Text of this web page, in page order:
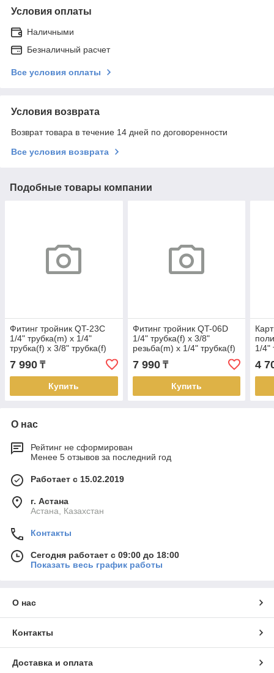
Условия оплаты
Наличными
Безналичный расчет
Все условия оплаты
Условия возврата
Возврат товара в течение 14 дней по договоренности
Все условия возврата
Подобные товары компании
Фитинг тройник QT-23C
1/4" трубка(m) x 1/4"
трубка(f) x 3/8" трубка(f)
комплект 25 шт.
7 990 ₸
Купить
Фитинг тройник QT-06D
1/4" трубка(f) x 3/8"
резьба(m) x 1/4" трубка(f)
комплект 25 шт.
7 990₸
Купить
1/4"
4
О нас
Рейтинг не сформирован
Менее 5 отзывов за последний год
Работает с 15.02.2019
г. Астана
Астана, Казахстан
Контакты
Сегодня работает с 09:00 до 18:00
Показать весь график работы
О нас
Контакты
Доставка и оплата